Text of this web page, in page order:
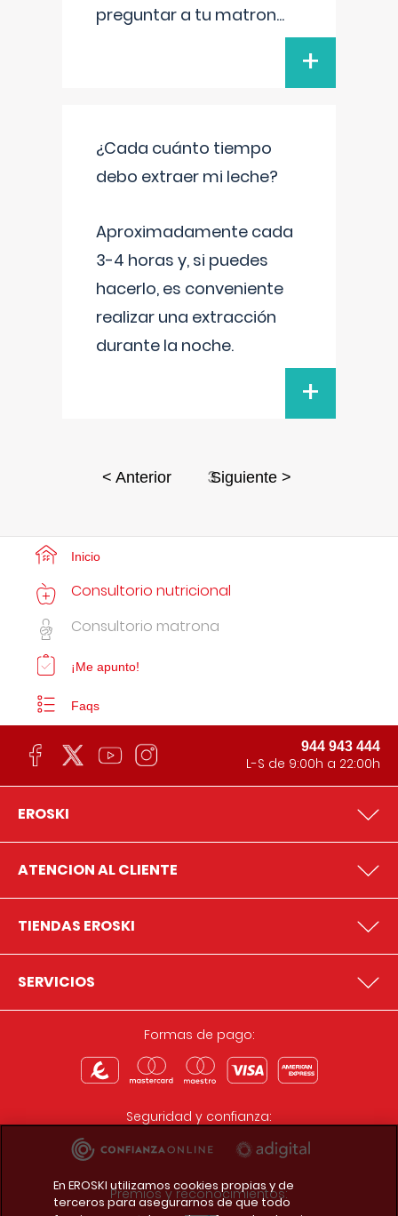
preguntar a tu matron...
+
¿Cada cuánto tiempo
debo extraer mi leche?
Aproximadamente cada
3-4 horas y, si puedes
hacerlo, es conveniente
realizar una extracción
durante la noche.
+
< Anterior 3Siguiente >
Inicio
Consultorio nutricional
Consultorio matrona
¡Me apunto!
Faqs
944 943 444
L-S de 9:00h a 22:00h
EROSKI
ATENCION AL CLIENTE
TIENDAS EROSKI
SERVICIOS
Formas de pago:
Seguridad y confianza:
Premios y reconocimientos:
En EROSKI utilizamos cookies propias y de
terceros para asegurarnos de que todo